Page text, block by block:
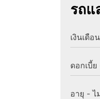
รถแ
เงินเดื
ดอกเบี้
อายุ - ไ